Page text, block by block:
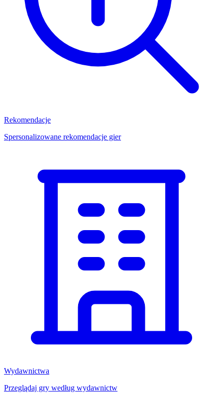
Rekomendacje
Spersonalizowane rekomendacje gier
Wydawnictwa
Przeglądaj gry według wydawnictw